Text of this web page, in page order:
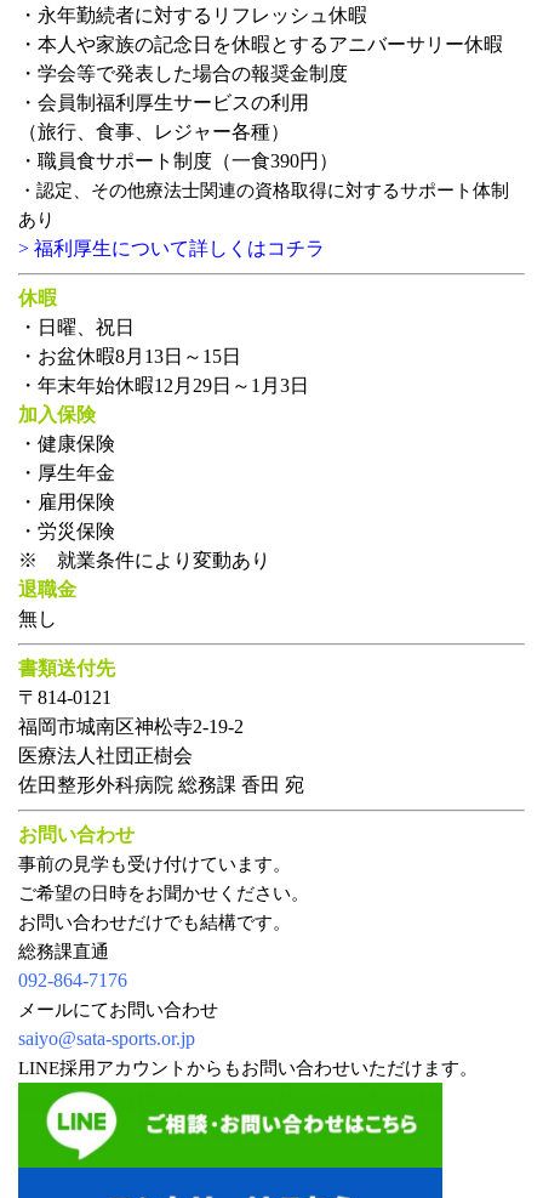
・永年勤続者に対する リフレッシュ休暇
・本人や家族の記念日を休暇とするアニバーサリー休暇
・学会等で発表した場合の報奨金制度
・会員制福利厚生サービスの利用
（旅行、食事、レジャー各種）
・職員食サポート制度（一食390円）
・認定、その他療法士関連の資格取得に対するサポート体制
あり
> 福利厚生について詳しくはコチラ
休暇
・日曜、祝日
・お盆休暇8月13日～15日
・年末年始休暇12月29日～1月3日
加入保険
・健康保険
・厚生年金
・雇用保険
・労災保険
※ 就業条件により変動あり
退職金
無し
書類送付先
〒814-0121
福岡市城南区神松寺2-19-2
医療法人社団正樹会
佐田整形外科病院 総務課 香田 宛
お問い合わせ
事前の見学も受け付けています。
ご希望の日時をお聞かせください。
お問い合わせだけでも結構です。
総務課直通
092-864-7176
メールにてお問い合わせ
saiyo@sata-sports.or.jp
LINE採用アカウントからもお問い合わせいただけます。